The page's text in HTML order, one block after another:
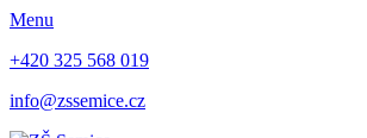
Menu
+420 325 568 019
info@zssemice.cz